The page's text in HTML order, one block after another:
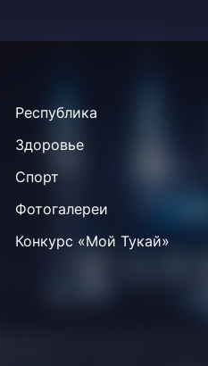
Республика
Здоровье
Спорт
Фотогалереи
Конкурс «Мой Тукай»